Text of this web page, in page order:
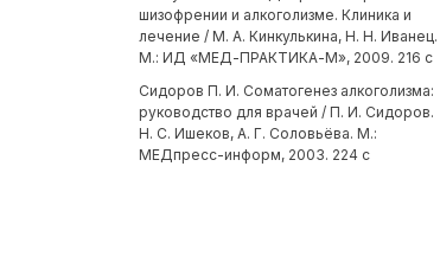
шизофрении и алкоголизме. Клиника и
лечение / М. А. Кинкулькина, Н. Н. Иванец.
М.: ИД «МЕД-ПРАКТИКА-М», 2009. 216 с
Сидоров П. И. Соматогенез алкоголизма:
руководство для врачей / П. И. Сидоров.
Н. С. Ишеков, А. Г. Соловьёва. М.:
МЕДпресс-информ, 2003. 224 с